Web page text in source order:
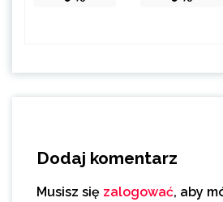
Dodaj komentarz
Musisz się zalogować, aby